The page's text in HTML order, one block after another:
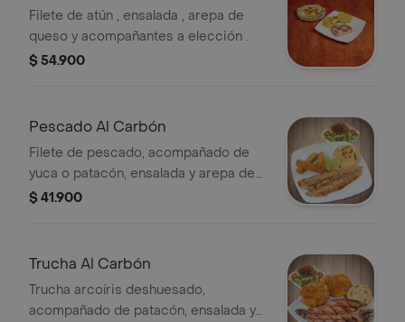
Filete de atún , ensalada , arepa de
queso y acompañantes a elección .
$ 54.900
Pescado Al Carbón
Filete de pescado, acompañado de
yuca o patacón, ensalada y arepa de
queso.
$ 41.900
Trucha Al Carbón
Trucha arcoíris deshuesado,
acompañado de patacón, ensalada y